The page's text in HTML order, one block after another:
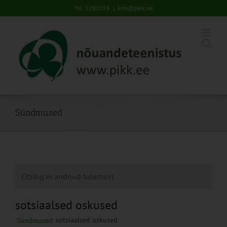
to
Tel: 5201078 | info@pikk.ee
Sündmused
Otsing ei andnud tulemusi.
sotsiaalsed oskused
Sündmused sotsiaalsed oskused